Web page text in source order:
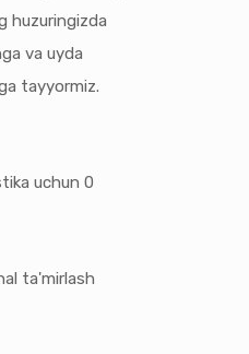
huzuringizda
va uyda
tayyormiz.
uchun 0
ta'mirlash